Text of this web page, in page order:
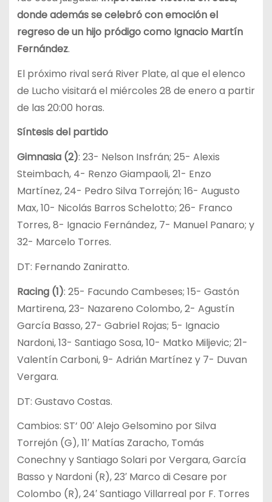
donde además se celebró con emoción el
regreso de un hijo pródigo como Ignacio Martín
Fernández.
El próximo rival será River Plate, al que el elenco
de Lucho visitará el miércoles 28 de enero a partir
de las 20:00 horas.
Síntesis del partido
Gimnasia (2): 23- Nelson Insfrán; 25- Alexis
Steimbach, 4- Renzo Giampaoli, 21- Enzo
Martínez, 24- Pedro Silva Torrejón; 16- Augusto
Max, 10- Nicolás Barros Schelotto; 26- Franco
Torres, 8- Ignacio Fernández, 7- Manuel Panaro; y
32- Marcelo Torres.
DT: Fernando Zaniratto.
Racing (1): 25- Facundo Cambeses; 15- Gastón
Martirena, 23- Nazareno Colombo, 2- Agustín
García Basso, 27- Gabriel Rojas; 5- Ignacio
Nardoni, 13- Santiago Sosa, 10- Matko Miljevic; 21-
Valentín Carboni, 9- Adrián Martínez y 7- Duvan
Vergara.
DT: Gustavo Costas.
Cambios: ST’ 00′ Alejo Gelsomino por Silva
Torrejón (G), 11′ Matías Zaracho, Tomás
Conechny y Santiago Solari por Vergara, García
Basso y Nardoni (R), 23′ Marco di Cesare por
Colombo (R), 24′ Santiago Villarreal por F. Torres